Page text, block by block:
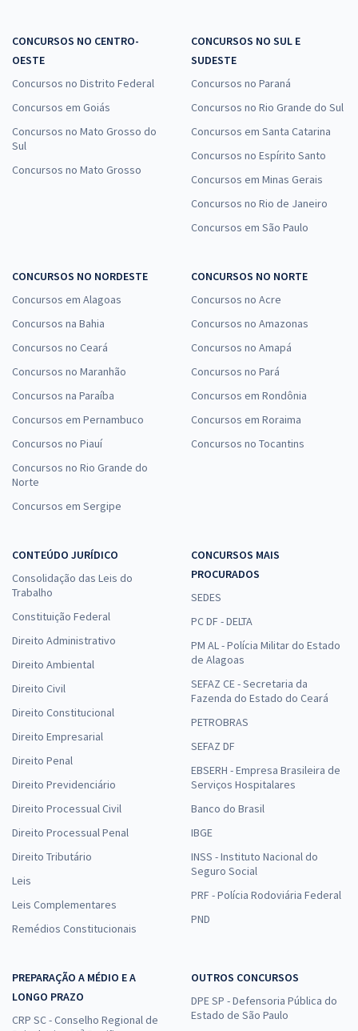
CONCURSOS NO CENTRO-
OESTE
Concursos no Distrito Federal
Concursos em Goiás
Concursos no Mato Grosso do
Sul
Concursos no Mato Grosso
CONCURSOS NO SUL E
SUDESTE
Concursos no Paraná
Concursos no Rio Grande do Sul
Concursos em Santa Catarina
Concursos no Espírito Santo
Concursos em Minas Gerais
Concursos no Rio de Janeiro
Concursos em São Paulo
CONCURSOS NO NORDESTE
Concursos em Alagoas
Concursos na Bahia
Concursos no Ceará
Concursos no Maranhão
Concursos na Paraíba
Concursos em Pernambuco
Concursos no Piauí
Concursos no Rio Grande do
Norte
Concursos em Sergipe
CONCURSOS NO NORTE
Concursos no Acre
Concursos no Amazonas
Concursos no Amapá
Concursos no Pará
Concursos em Rondônia
Concursos em Roraima
Concursos no Tocantins
CONTEÚDO JURÍDICO
Consolidação das Leis do
Trabalho
Constituição Federal
Direito Administrativo
Direito Ambiental
Direito Civil
Direito Constitucional
Direito Empresarial
Direito Penal
Direito Previdenciário
Direito Processual Civil
Direito Processual Penal
Direito Tributário
Leis
Leis Complementares
Remédios Constitucionais
CONCURSOS MAIS
PROCURADOS
SEDES
PC DF - DELTA
PM AL - Polícia Militar do Estado
de Alagoas
SEFAZ CE - Secretaria da
Fazenda do Estado do Ceará
PETROBRAS
SEFAZ DF
EBSERH - Empresa Brasileira de
Serviços Hospitalares
Banco do Brasil
IBGE
INSS - Instituto Nacional do
Seguro Social
PRF - Polícia Rodoviária Federal
PND
PREPARAÇÃO A MÉDIO E A
LONGO PRAZO
CRP SC - Conselho Regional de
OUTROS CONCURSOS
DPE SP - Defensoria Pública do
Estado de São Paulo